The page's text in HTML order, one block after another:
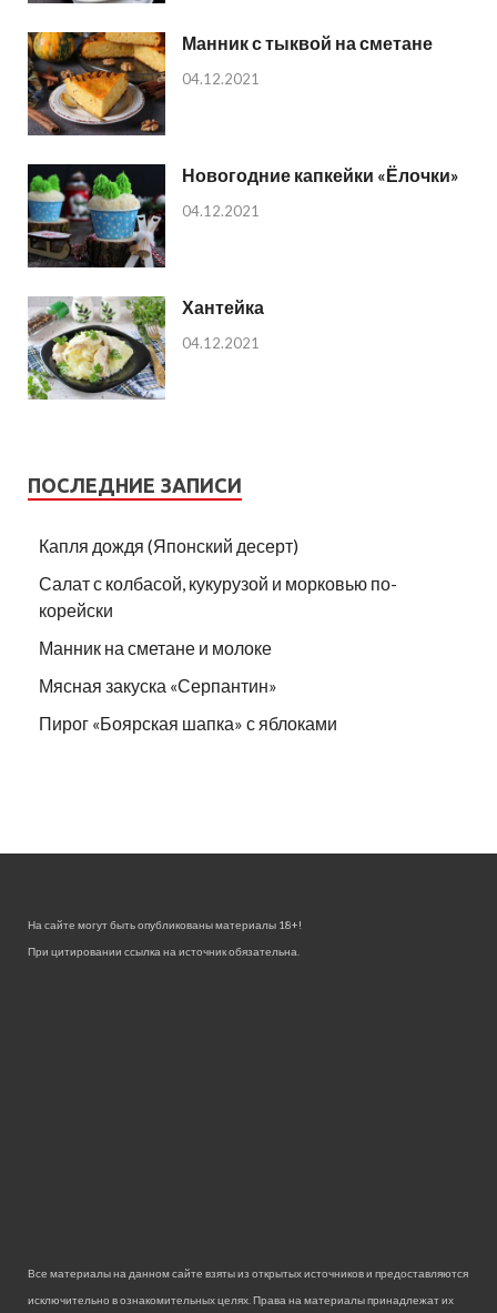
Манник с тыквой на сметане
04.12.2021
Новогодние капкейки «Ёлочки»
04.12.2021
Хантейка
04.12.2021
ПОСЛЕДНИЕ ЗАПИСИ
Капля дождя (Японский десерт)
Салат с колбасой, кукурузой и морковью по-
корейски
Манник на сметане и молоке
Мясная закуска «Серпантин»
Пирог «Боярская шапка» с яблоками
На сайте могут быть опубликованы материалы 18+!
При цитировании ссылка на источник обязательна.
Все материалы на данном сайте взяты из открытых источников и предоставляются
исключительно в ознакомительных целях. Права на материалы принадлежат их